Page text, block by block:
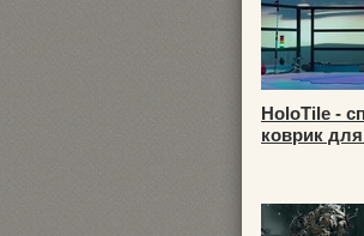
HoloTile -
коврик